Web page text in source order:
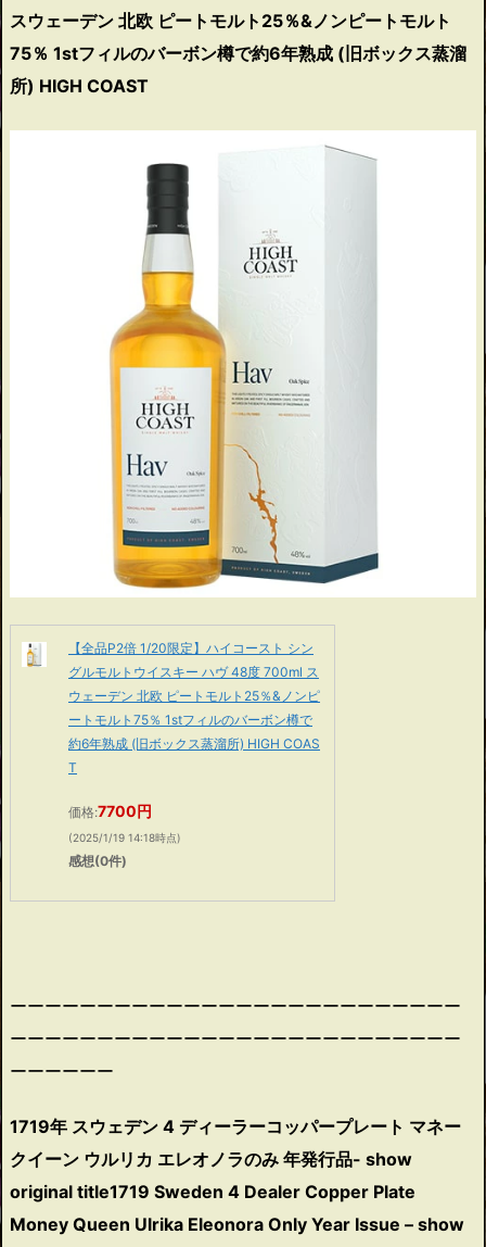
スウェーデン 北欧 ピートモルト25％&ノンピートモルト
75％ 1stフィルのバーボン樽で約6年熟成 (旧ボックス蒸溜
所) HIGH COAST
【全品P2倍 1/20限定】ハイコースト シン
グルモルトウイスキー ハヴ 48度 700ml ス
ウェーデン 北欧 ピートモルト25％&ノンピ
ートモルト75％ 1stフィルのバーボン樽で
約6年熟成 (旧ボックス蒸溜所) HIGH COAS
T
価格:7700円
(2025/1/19 14:18時点)
感想(0件)
ーーーーーーーーーーーーーーーーーーーーーーーーーー
ーーーーーーーーーーーーーーーーーーーーーーーーーー
ーーーーーー
1719年 スウェデン 4 ディーラーコッパープレート マネー
クイーン ウルリカ エレオノラのみ 年発行品- show
original title1719 Sweden 4 Dealer Copper Plate
Money Queen Ulrika Eleonora Only Year Issue – show